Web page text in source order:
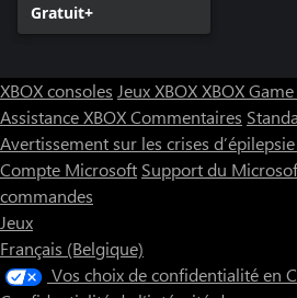
Gratuit+
XBOX consoles Jeux XBOXXBOX Game
Assistance XBOXCommentaires
Avertissement sur les crises
Compte Microsoft Support du
commandes
Jeux
Français (Belgique)
Vos choix de confidentialité en